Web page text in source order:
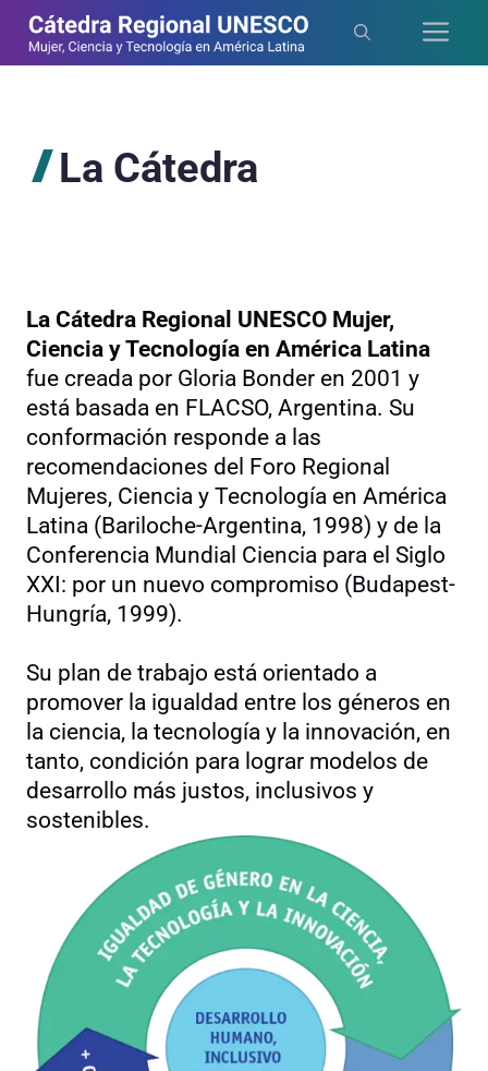
Saltar
contenido
La Cátedra
La Cátedra Regional UNESCO Mujer,
Ciencia y Tecnología en América Latina
fue creada por Gloria Bonder en 2001 y
está basada en FLACSO, Argentina. Su
conformación responde a las
recomendaciones del Foro Regional
Mujeres, Ciencia y Tecnología en América
Latina (Bariloche-Argentina, 1998) y de la
Conferencia Mundial Ciencia para el Siglo
XXI: por un nuevo compromiso (Budapest-
Hungría, 1999).
Su plan de trabajo está orientado a
promover la igualdad entre los géneros en
la ciencia, la tecnología y la innovación, en
tanto, condición para lograr modelos de
desarrollo más justos, inclusivos y
sostenibles.